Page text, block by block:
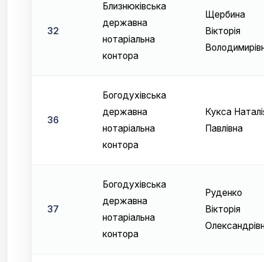
32
Близнюківська
державна
нотаріальна
контора
Щербина
Вікторія
36
Богодухівська
державна
нотаріальна
контора
Кукса
Павлівна
37
Богодухівська
державна
нотаріальна
контора
Руденко
Вікторія